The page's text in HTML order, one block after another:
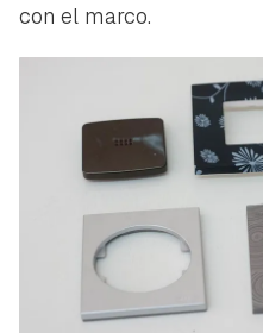
Guardar como
Para poder guardar
iniciar sesión con tu
INICIAR SESIÓN
con el marco.
Contenido
Gracias por